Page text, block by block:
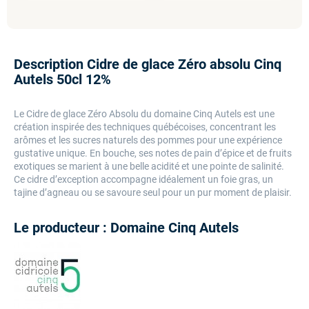
Description Cidre de glace Zéro absolu Cinq
Autels 50cl 12%
Le Cidre de glace Zéro Absolu du domaine Cinq Autels est une
création inspirée des techniques québécoises, concentrant les
arômes et les sucres naturels des pommes pour une expérience
gustative unique. En bouche, ses notes de pain d’épice et de fruits
exotiques se marient à une belle acidité et une pointe de salinité.
Ce cidre d’exception accompagne idéalement un foie gras, un
tajine d’agneau ou se savoure seul pour un pur moment de plaisir.
Le producteur : Domaine Cinq Autels